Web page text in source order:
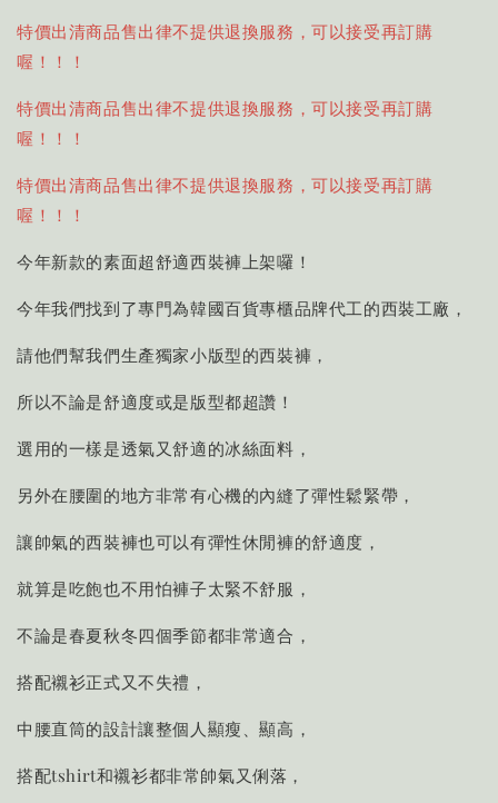
特價出清商品售出律不提供退換服務，可以接受再訂購
喔！！！
特價出清商品售出律不提供退換服務，可以接受再訂購
喔！！！
特價出清商品售出律不提供退換服務，可以接受再訂購
喔！！！
今年新款的素面超舒適西裝褲上架囉！
今年我們找到了專門為韓國百貨專櫃品牌代工的西裝工廠，
請他們幫我們生產獨家小版型的西裝褲，
所以不論是舒適度或是版型都超讚！
選用的一樣是透氣又舒適的冰絲面料，
另外在腰圍的地方非常有心機的內縫了彈性鬆緊帶，
讓帥氣的西裝褲也可以有彈性休閒褲的舒適度，
就算是吃飽也不用怕褲子太緊不舒服，
不論是春夏秋冬四個季節都非常適合，
搭配襯衫正式又不失禮，
中腰直筒的設計讓整個人顯瘦、顯高，
搭配tshirt和襯衫都非常帥氣又俐落，